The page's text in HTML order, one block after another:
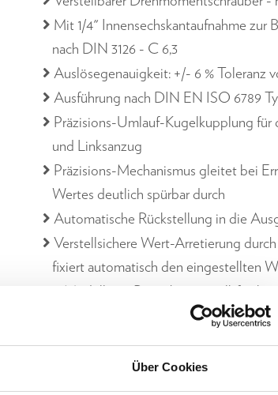
Über Cookies
Mit 1/4" Innensechskantaufnahme zur
nach DIN 3126 - C 6,3
Auslösegenauigkeit: +/- 6 % Toleranz
Ausführung nach DIN EN ISO 6789
Präzisions-Umlauf-Kugelkupplung
und Linksanzug
Präzisions-Mechanismus gleitet bei
Wertes deutlich spürbar durch
Automatische Rückstellung in die
Verstellsichere Wert-Arretierung
fixiert automatisch den eingestellten
4 Modelle im Bereich von 0,8 lbf·in bis
Mikrometer-Skalenteilung: 1 lbf·in
EPA (Electrostatic Protected Area)
elektrostatisch sensiblen Anwendungen
Lieferumfang: